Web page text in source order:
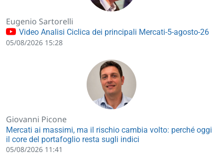
Eugenio Sartorelli
Video Analisi Ciclica dei principali Mercati-5-agosto-26
05/08/2026 15:28
Giovanni Picone
Mercati ai massimi, ma il rischio cambia volto: perché oggi
il core del portafoglio resta sugli indici
05/08/2026 11:41